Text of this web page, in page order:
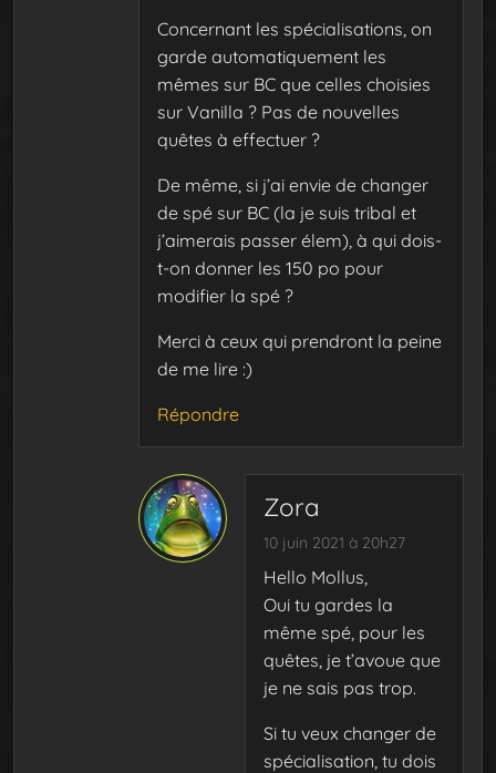
Concernant les spécialisations, on
garde automatiquement les
mêmes sur BC que celles choisies
sur Vanilla ? Pas de nouvelles
quêtes à effectuer ?
De même, si j’ai envie de changer
de spé sur BC (la je suis tribal et
j’aimerais passer élem), à qui dois-
t-on donner les 150 po pour
modifier la spé ?
Merci à ceux qui prendront la peine
de me lire :)
Répondre
Zora
10 juin 2021 à 20h27
Hello Mollus,
Oui tu gardes la
même spé, pour les
quêtes, je t’avoue que
je ne sais pas trop.
Si tu veux changer de
spécialisation, tu dois